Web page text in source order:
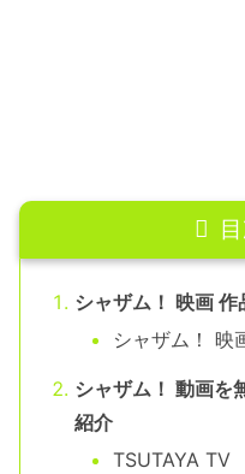
シャザム！ 映画 作
シャザム！ 映
シャザム！ 動画を
紹介
TSUTAYA TV